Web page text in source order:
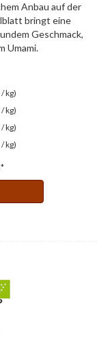
Anbau auf der
bringt eine
Geschmack,
Umami.
kg)
kg)
kg)
kg)